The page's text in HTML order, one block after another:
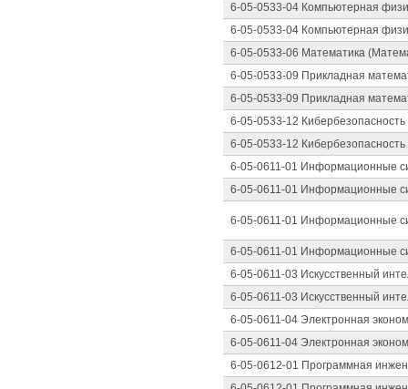
6-05-0533-04 Компьютерная
6-05-0533-04 Компьютерная
6-05-0533-06 Математика
6-05-0533-09 Прикладная
6-05-0533-09 Прикладная
6-05-0533-12
6-05-0533-12
6-05-0611-01 Информационные
6-05-0611-01 Информационные
6-05-0611-01 Информационные
6-05-0611-01 Информационные
6-05-0611-03 Искусственный
6-05-0611-03 Искусственный
6-05-0611-04 Электронная
6-05-0611-04 Электронная
6-05-0612-01 Программная